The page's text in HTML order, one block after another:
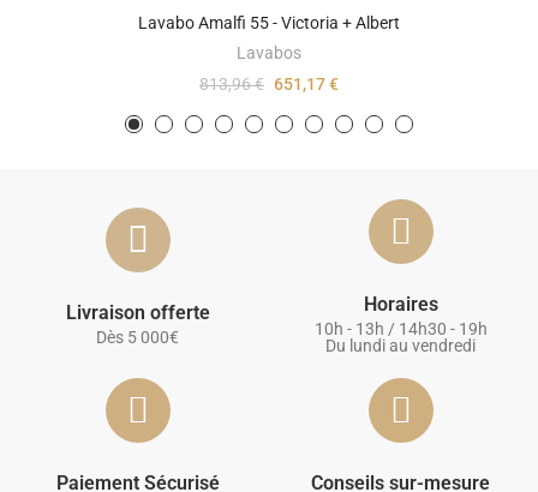
Lavabo Amalfi 55 - Victoria + Albert
Lavabos
813,96 € 651,17 €
Livraison offerte
Dès 5 000€
Horaires
10h - 13h / 14h30 - 19h
Du lundi au vendredi
Paiement Sécurisé Conseils sur-mesure